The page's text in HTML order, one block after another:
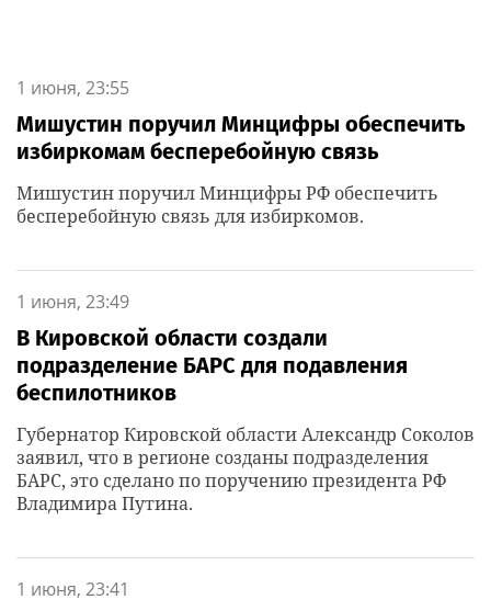
1 июня, 23:55
Мишустин поручил Минцифры обеспечить
избиркомам бесперебойную связь
Мишустин поручил Минцифры РФ обеспечить
бесперебойную связь для избиркомов.
1 июня, 23:49
В Кировской области создали
подразделение БАРС для подавления
беспилотников
Губернатор Кировской области Александр Соколов
заявил, что в регионе созданы подразделения
БАРС, это сделано по поручению президента РФ
Владимира Путина.
1 июня, 23:41